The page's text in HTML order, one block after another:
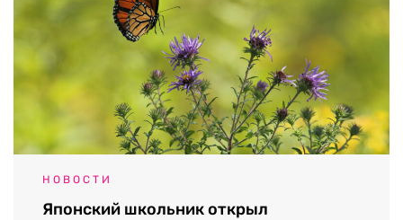
НОВОСТИ
Японский школьник открыл